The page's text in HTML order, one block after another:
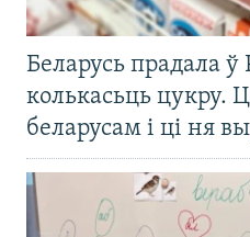
Беларусь прадала
колькасьць цукру.
беларусам і ці ня